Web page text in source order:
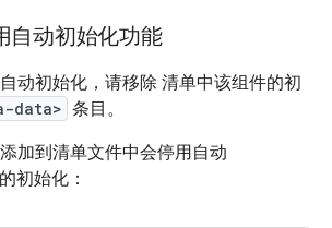
自动初始化功能
动初始化，请移除 清单中该组件的初
data> 条目。
加到清单文件中会停用自动
的初始化：